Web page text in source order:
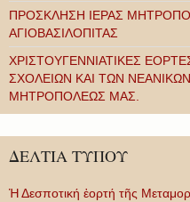
ΠΡΟΣΚΛΗΣΗ ΙΕΡΑΣ
ΑΓΙΟΒΑΣΙΛΟΠΙΤΑΣ
ΧΡΙΣΤΟΥΓΕΝΝΙΑΤΙΚΕΣ
ΣΧΟΛΕΙΩΝ ΚΑΙ ΤΩΝ
ΜΗΤΡΟΠΟΛΕΩΣ ΜΑΣ.
ΔΕΛΤΙΑ ΤΥΠΟΥ
Ἡ Δεσποτική ἑορτή τῆς